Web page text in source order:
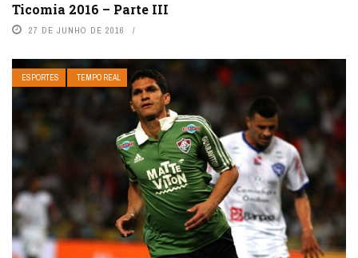
Ticomia 2016 – Parte III
27 DE JUNHO DE 2016
ESPORTES TEMPO REAL